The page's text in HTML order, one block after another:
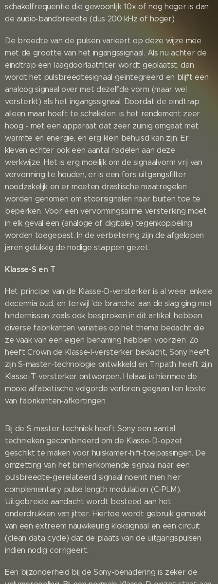
schakelfrequentie die gewoonlijk 10x of nog hoger is dan
de audio-bandbreedte (dus 200 kHz of hoger).
De breedte van de pulsen varieert op deze wijze mee
met de grootte van het ingangssignaal. Als nu achter de
eindtrap een laagdoorlaatfilter wordt geplaatst, dan
wordt het pulsbreedtesignaal geïntegreerd en blijft een
analoog signaal over met dezelfde vorm (maar wel
versterkt) als het ingangssignaal. Doordat de eindtrap
alleen maar hoeft te schakelen, is het rendement zeer
hoog - met een apparaat dat zeer zuinig omgaat met
warmte en energie, en erg klein behuisd kan zijn. Er
kleven echter ook een aantal nadelen aan deze
werkwijze. Het is erg moeilijk om de signaalvorm vrij van
vervorming te houden, er is een fors uitgangsfilter
noodzakelijk en er moeten drastische maatregelen
worden genomen om stoorsignalen naar buiten toe te
beperken. Voor een vervormingsarme versterking moet
in elk geval een (analoge of digitale) tegenkoppeling
worden toegepast. In de verbetering zijn de afgelopen
jaren gelukkig de nodige stappen gezet.
Klasse-S en T
Het principe van de Klasse-D-versterker is al weer enkele
decennia oud, en terwijl 'de branche' aan de slag ging met
hindernissen zoals ook besproken in dit artikel, hebben
diverse fabrikanten variaties op het thema bedacht die
ze vaak van een eigen benaming hebben voorzien. Zo
heeft Crown de Klasse-I-versterker bedacht, Sony heeft
zijn S-master-technologie ontwikkeld en Tripath heeft zijn
Klasse-T-versterker ontworpen. Helaas is hiermee de
mooie alfabetische volgorde verloren gegaan ten koste
van fabrikanten-afkortingen.
Bij de S-master-techniek heeft Sony een aantal
technieken gecombineerd om de Klasse-D-opzet
geschikt te maken voor huiskamer-hifi-toepassingen. De
omzetting van het binnenkomende signaal naar een
pulsbreedte-gerelateerd signaal noemt men hier
complementary pulse length modulation (C-PLM).
Uitgebreide aandacht wordt besteed aan het
onderdrukken van jitter. Hiertoe wordt gebruik gemaakt
van een extreem nauwkeurig kloksignaal en een circuit
(clean data cycle) dat de plaats van de uitgangspulsen
indien nodig corrigeert.
Een bijzonderheid bij de Sony-benadering is zeker de